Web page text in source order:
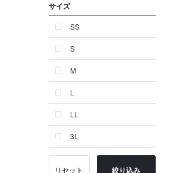
オレンジ系
シルバー系
ゴールド系
その他
イニシャル
OTHERS
サイズ
SS
S
M
L
LL
3L
リセット 絞り込み